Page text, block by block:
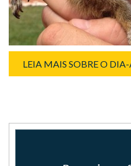
LEIA MAIS SOBRE O